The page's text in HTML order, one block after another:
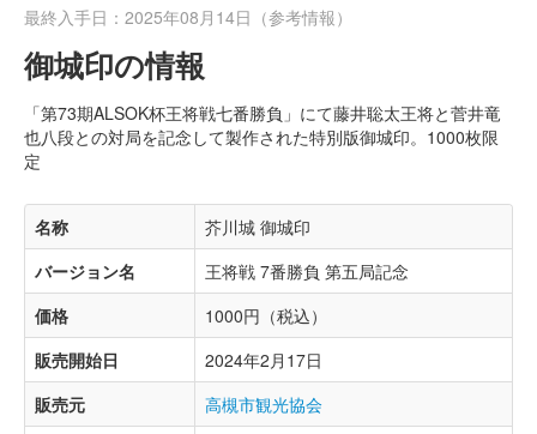
最終入手日：2025年08月14日（参考情報）
御城印の情報
「第73期ALSOK杯王将戦七番勝負」にて藤井聡太王将と菅井竜
也八段との対局を記念して製作された特別版御城印。1000枚限
定
名称
芥川城 御城印
バージョン名
王将戦 7番勝負 第五局記念
価格
1000円（税込）
販売開始日
2024年2月17日
販売元
高槻市観光協会